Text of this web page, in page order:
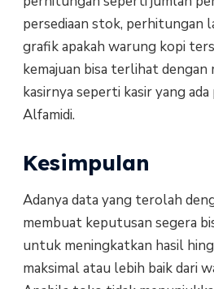
persediaan stok, perhitungan
grafik apakah warung kopi
kemajuan bisa terlihat dengan
kasirnya seperti kasir yang
Alfamidi.
Kesimpulan
Adanya data yang terolah
membuat keputusan segera
untuk meningkatkan hasil
maksimal atau lebih baik dari